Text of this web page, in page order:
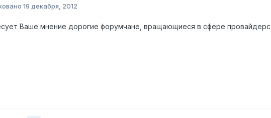
19 декабря, 2012
Ваше мнение дорогие форумчане, вращающиеся в сфере